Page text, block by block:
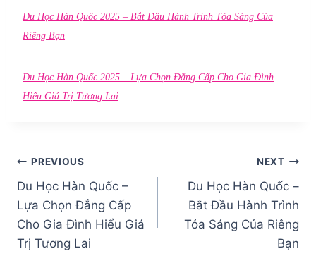
Du Học Hàn Quốc 2025 – Bắt Đầu Hành Trình Tỏa Sáng Của
Riêng Bạn
Du Học Hàn Quốc 2025 – Lựa Chọn Đẳng Cấp Cho Gia Đình
Hiểu Giá Trị Tương Lai
Điều
hướng
bài
viết
PREVIOUS
Du Học Hàn Quốc –
Lựa Chọn Đẳng Cấp
Cho Gia Đình Hiểu Giá
Trị Tương Lai
NEXT
Du Học Hàn Quốc –
Bắt Đầu Hành Trình
Tỏa Sáng Của Riêng
Bạn